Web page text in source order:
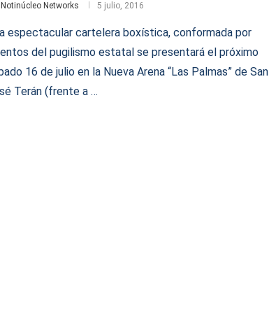
Notinúcleo Networks 5 julio, 2016
espectacular cartelera boxística, conformada por
del pugilismo estatal se presentará el próximo
16 de julio en la Nueva Arena “Las Palmas” de San
Terán (frente a …